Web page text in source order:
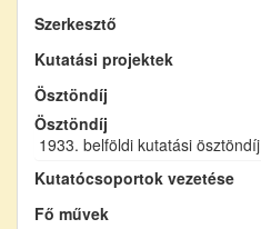
Szerkesztő
Kutatási projektek
Ösztöndíj
Ösztöndíj
1933. belföldi kutatási ösztöndíj
Kutatócsoportok vezetése
Fő művek